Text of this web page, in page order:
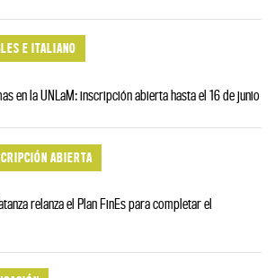
E ITALIANO
en la UNLaM: inscripción abierta hasta el 16 de junio
ABIERTA
relanza el Plan FinEs para completar el